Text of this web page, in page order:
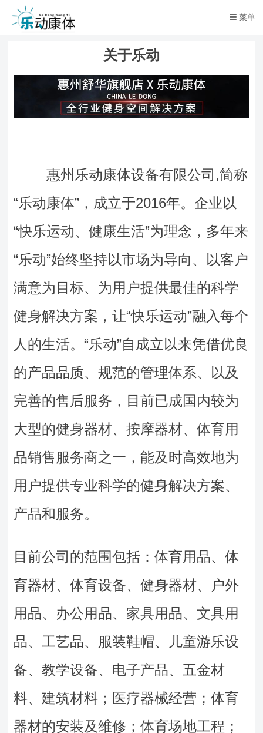
菜单
关于乐动
惠州乐动康体设备有限公司,简称
“乐动康体”，成立于2016年。企业以
“快乐运动、健康生活”为理念，多年来
“乐动”始终坚持以市场为导向、以客户
满意为目标、为用户提供最佳的科学
健身解决方案，让“快乐运动”融入每个
人的生活。“乐动”自成立以来凭借优良
的产品品质、规范的管理体系、以及
完善的售后服务，目前已成国内较为
大型的健身器材、按摩器材、体育用
品销售服务商之一，能及时高效地为
用户提供专业科学的健身解决方案、
产品和服务。
目前公司的范围包括：体育用品、体
育器材、体育设备、健身器材、户外
用品、办公用品、家具用品、文具用
品、工艺品、服装鞋帽、儿童游乐设
备、教学设备、电子产品、五金材
料、建筑材料；医疗器械经营；体育
器材的安装及维修；体育场地工程；